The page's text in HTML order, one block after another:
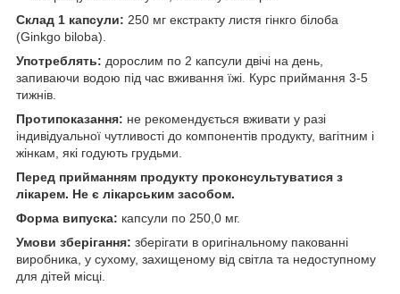
Склад 1 капсули: 250 мг екстракту листя гінкго білоба
(Ginkgo biloba).
Употреблять: дорослим по 2 капсули двічі на день,
запиваючи водою під час вживання їжі. Курс приймання 3-5
тижнів.
Протипоказання: не рекомендується вживати у разі
індивідуальної чутливості до компонентів продукту, вагітним і
жінкам, які годують грудьми.
Перед прийманням продукту проконсультуватися з
лікарем. Не є лікарським засобом.
Форма випуска: капсули по 250,0 мг.
Умови зберігання: зберігати в оригінальному пакованні
виробника, у сухому, захищеному від світла та недоступному
для дітей місці.